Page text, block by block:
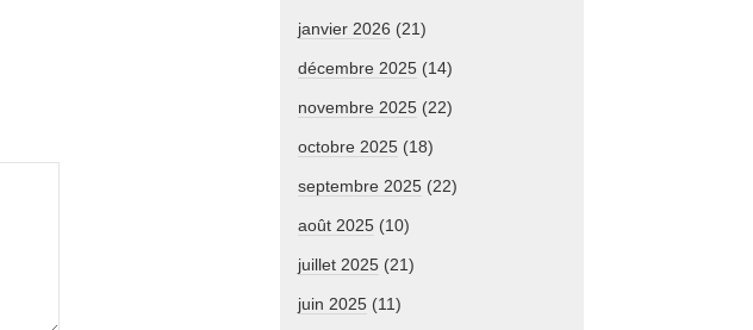
janvier 2026 (21)
décembre 2025 (14)
novembre 2025 (22)
octobre 2025 (18)
septembre 2025 (22)
août 2025 (10)
juillet 2025 (21)
juin 2025 (11)